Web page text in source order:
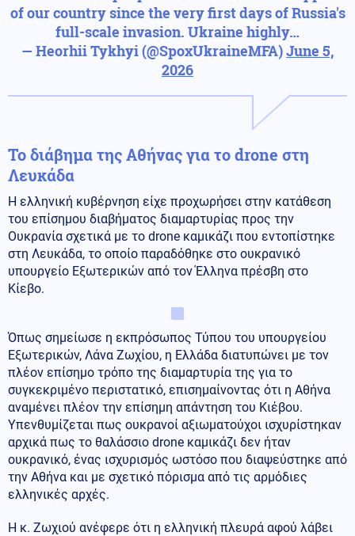
of our country since the very first days of Russia's
full-scale invasion. Ukraine highly…
— Heorhii Tykhyi (@SpoxUkraineMFA)June 5,
2026
Το διάβημα της Αθήνας για το drone στη
Λευκάδα
Η ελληνική κυβέρνηση είχε προχωρήσει στην κατάθεση
του επίσημου διαβήματος διαμαρτυρίας προς την
Ουκρανία σχετικά με το drone καμικάζι που εντοπίστηκε
στη Λευκάδα, το οποίο παραδόθηκε στο ουκρανικό
υπουργείο Εξωτερικών από τον Έλληνα πρέσβη στο
Κίεβο.
Όπως σημείωσε η εκπρόσωπος Τύπου του υπουργείου
Εξωτερικών, Λάνα Ζωχίου, η Ελλάδα διατυπώνει με τον
πλέον επίσημο τρόπο της διαμαρτυρία της για το
συγκεκριμένο περιστατικό, επισημαίνοντας ότι η Αθήνα
αναμένει πλέον την επίσημη απάντηση του Κιέβου.
Υπενθυμίζεται πως ουκρανοί αξιωματούχοι ισχυρίστηκαν
αρχικά πως το θαλάσσιο drone καμικάζι δεν ήταν
ουκρανικό, ένας ισχυρισμός ωστόσο που διαψεύστηκε από
την Αθήνα και με σχετικό πόρισμα από τις αρμόδιες
ελληνικές αρχές.
Η κ. Ζωχιού ανέφερε ότι η ελληνική πλευρά αφού λάβει